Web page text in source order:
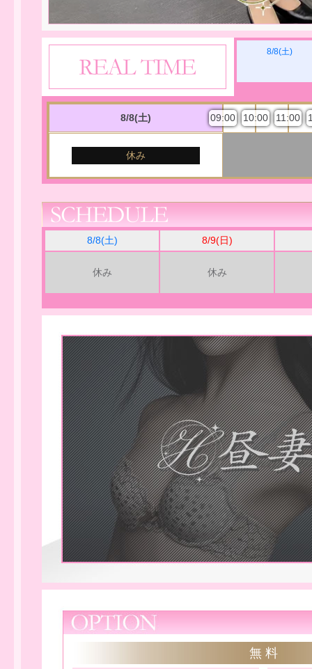
8/8(土)
8/8(土) 09:00 10:00 11:00
休み
8/8(土) 8/9(日)
休み 休み
無 料